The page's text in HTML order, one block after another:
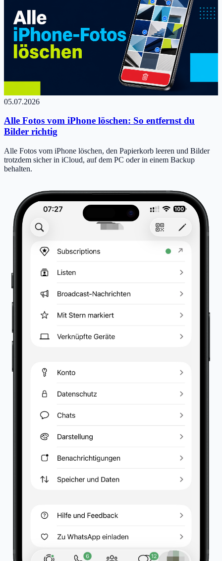
05.07.2026
Alle Fotos vom iPhone löschen: So entfernst du
Bilder richtig
Alle Fotos vom iPhone löschen, den Papierkorb leeren und Bilder
trotzdem sicher in iCloud, auf dem PC oder in einem Backup
behalten.